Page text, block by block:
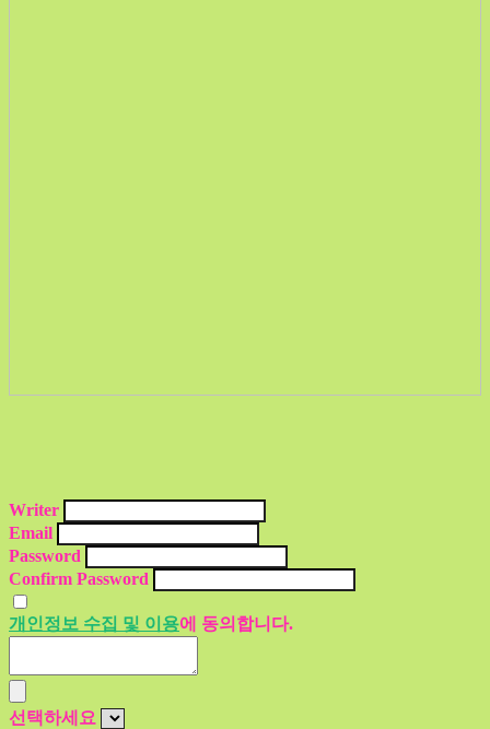
Writer
Email
Password
Confirm Password
개인정보 수집 및 이용에 동의합니다.
선택하세요